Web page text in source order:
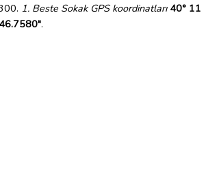
1. Beste Sokak GPS koordinatları 40° 11
.